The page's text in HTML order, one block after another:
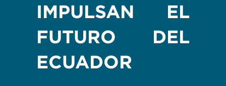
IMPULSAN EL
FUTURO DEL
ECUADOR